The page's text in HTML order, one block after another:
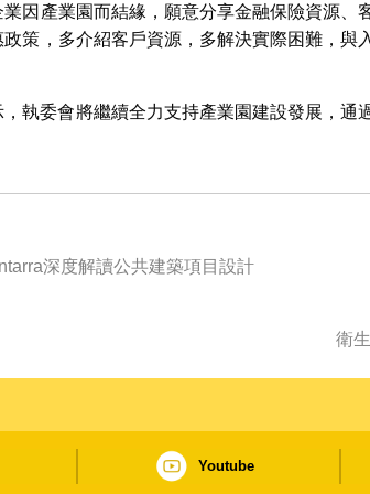
因產業園而結緣，願意分享金融保險資源、
策，多介紹客戶資源，多解決實際困難，與
執委會將繼續全力支持產業園建設發展，通
深度解讀公共建築項目設計
衛
Youtube